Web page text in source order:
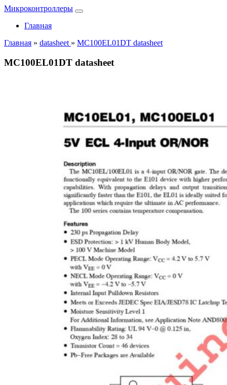
Микроконтроллеры
Главная
Главная » datasheet » MC100EL01DT datasheet
MC100EL01DT datasheet